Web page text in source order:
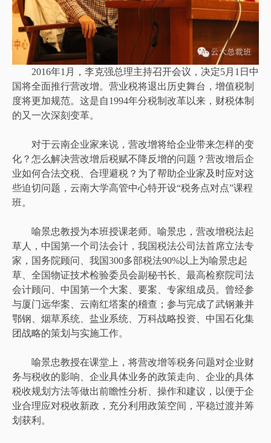
2016年1月，李克强总理主持召开会议，决定5月1日中
国将全面推行营改增。营业税将退出历史舞台，增值税制
度将更加规范。这是自1994年分税制改革以来，财税体制
的又一次深刻变革。
对于云南企业家来说，营改增将给企业带来怎样的变
化？怎么解决营改增后税赋不降反增的问题？营改增后企
业如何合法交税、合理避税？为了帮助企业家及时应对这
些迫切问题，云南大学高管中心特开设“税务点对点”课程
班。
喻景忠教授为本班授课老师。喻景忠，营改增税法起
草人，中国第一个司法会计，我国税法公司法首席立法专
家，国务院顾问、我国300多部税法90%以上为喻景忠起
草、全国物证技术检验委员会副秘书长、最高检察院司法
会计顾问、中国第一个大案、要案、专家组成员。曾经参
与厦门远华案、云南红塔案的稽查；参与完成了武钢兼并
鄂钢、烟草系统、盐业系统、万科战略投资、中国石化集
团战略的策划与实施工作。
喻景忠教授在课堂上，将营改增等税务问题对企业财
务与税收的影响、企业具体业务的政策走向、企业的具体
税收规划方法等做出前瞻性分析、操作和建议，以便于企
业合理应对税收新政，充分利用政策空间，平稳过渡并筹
划获利。